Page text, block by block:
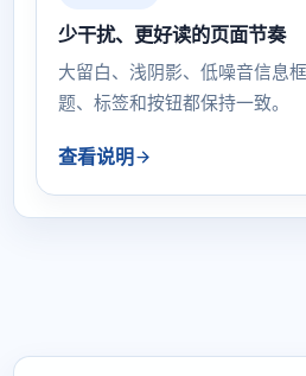
少干扰、更好读的页面节奏
大留白、浅阴影、低噪音信息
题、标签和按钮都保持一致。
查看说明